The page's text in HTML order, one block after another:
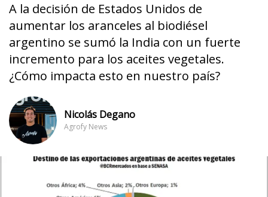
A la decisión de Estados Unidos de
aumentar los aranceles al biodiésel
argentino se sumó la India con un fuerte
incremento para los aceites vegetales.
¿Cómo impacta esto en nuestro país?
Nicolás Degano
Agrofy News